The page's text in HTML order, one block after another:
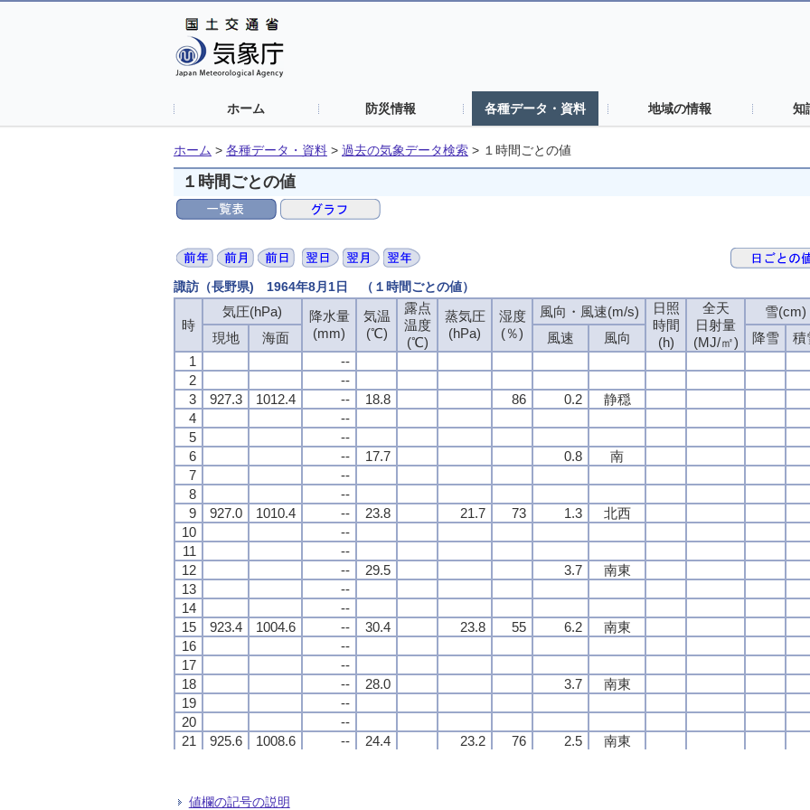
ホーム 防災情報 各種データ・資料 地域の情報 知
ホーム > 各種データ・資料 > 過去の気象データ検索 > １時間ごとの値
１時間ごとの値
諏訪（長野県) 1964年8月1日 （１時間ごとの値）
時
気圧(hPa)
降水量
(mm)
気温
(℃)
露点
温度
(℃)
蒸気圧
(hPa)
湿度
(％)
風向・風速(m/s)
日照
時間
(h)
全天
日射量
(MJ/㎡)
雪(cm)
現地 海面 風速 風向 降雪
積
1
--
2
--
3
927.3 1012.4 -- 18.8 86 0.2
静穏
4
--
5
--
6
-- 17.7 0.8
南
7
--
8
--
9
927.0 1010.4 -- 23.8 21.7 73 1.3 北西
10
--
11
--
12
-- 29.5 3.7
南東
13
--
14
--
15
923.4 1004.6 -- 30.4 23.8 55 6.2 南東
16
--
17
--
18
-- 28.0 3.7
南東
19
--
20
--
21
925.6 1008.6 -- 24.4 23.2 76 2.5 南東
24
時
気圧(hPa)
降水量
(mm)
気温
(℃)
露点
温度
(℃)
蒸気圧
(hPa)
湿度
(％)
風向・風速(m/s)
日照
時間
(h)
全天
日射量
(MJ/㎡)
雪(cm)
現地 海面 風速 風向 降雪
積
1
--
2
--
3
927.3 1012.4 -- 18.8 86 0.2
静穏
4
--
5
--
6
-- 17.7 0.8
南
7
--
8
--
9
927.0 1010.4 -- 23.8 21.7 73 1.3 北西
10
--
11
--
12
-- 29.5 3.7
南東
13
--
14
--
15
923.4 1004.6 -- 30.4 23.8 55 6.2 南東
16
--
17
--
18
-- 28.0 3.7
南東
19
--
20
--
21
925.6 1008.6 -- 24.4 23.2 76 2.5 南東
24
時
気圧(hPa)
降水量
(mm)
気温
(℃)
露点
温度
(℃)
蒸気圧
(hPa)
湿度
(％)
風向・風速(m/s)
日照
時間
(h)
全天
日射量
(MJ/㎡)
雪(cm)
現地 海面 風速 風向 降雪
積
1
--
2
--
3
927.3 1012.4 -- 18.8 86 0.2
静穏
4
--
5
--
6
-- 17.7 0.8
南
7
--
8
--
9
927.0 1010.4 -- 23.8 21.7 73 1.3 北西
10
--
11
--
12
-- 29.5 3.7
南東
13
--
14
--
15
923.4 1004.6 -- 30.4 23.8 55 6.2 南東
16
--
17
--
18
-- 28.0 3.7
南東
19
--
20
--
21
925.6 1008.6 -- 24.4 23.2 76 2.5 南東
24
時
気圧(hPa)
降水量
(mm)
気温
(℃)
露点
温度
(℃)
蒸気圧
(hPa)
湿度
(％)
風向・風速(m/s)
日照
時間
(h)
全天
日射量
(MJ/㎡)
雪(cm)
現地 海面 風速 風向 降雪
積
1
--
2
--
3
927.3 1012.4 -- 18.8 86 0.2
静穏
4
--
5
--
6
-- 17.7 0.8
南
7
--
8
--
9
927.0 1010.4 -- 23.8 21.7 73 1.3 北西
10
--
11
--
12
-- 29.5 3.7
南東
13
--
14
--
15
923.4 1004.6 -- 30.4 23.8 55 6.2 南東
16
--
17
--
18
-- 28.0 3.7
南東
19
--
20
--
21
925.6 1008.6 -- 24.4 23.2 76 2.5 南東
24
値欄の記号の説明